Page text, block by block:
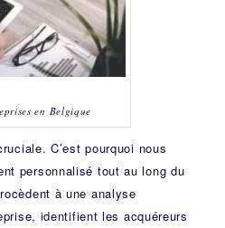
en Belgique
C’est pourquoi nous
personnalisé tout au long du
à une analyse
identifient les acquéreurs